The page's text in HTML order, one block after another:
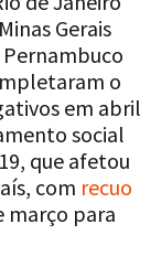
Gerais
o
em abril
social
que afetou
com recuo
março para